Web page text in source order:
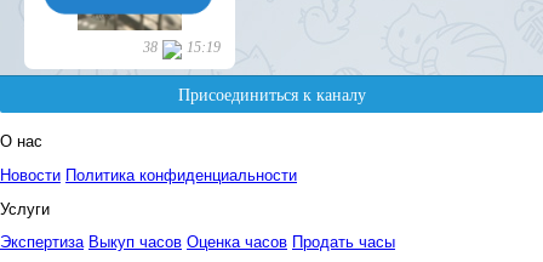
О нас
Новости Политика конфиденциальности
Услуги
Экспертиза Выкуп часов Оценка часов Продать часы